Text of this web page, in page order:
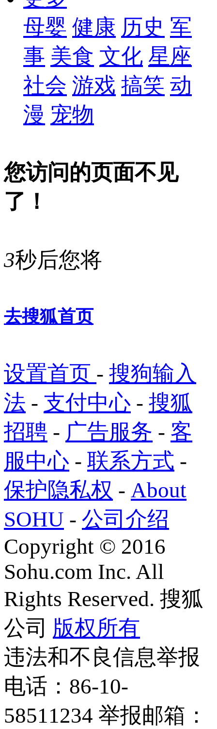
母婴 健康 历史 军
事 美食 文化 星座
社会 游戏 搞笑 动
漫 宠物
您访问的页面不见
了！
3秒后您将
去搜狐首页
设置首页 - 搜狗输入
法 - 支付中心 - 搜狐
招聘 - 广告服务 - 客
服中心 - 联系方式 -
保护隐私权 - About
SOHU - 公司介绍
Copyright © 2016
Sohu.com Inc. All
Rights Reserved. 搜狐
公司 版权所有
违法和不良信息举报
电话：86-10-
58511234 举报邮箱：